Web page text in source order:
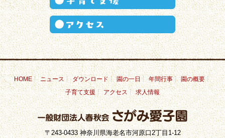
HOME ニュース ダウンロード 園の一日 年間行事
園の概要
子育て支援
アクセス 求人情報
〒243-0433 神奈川県海老名市河原口2丁目1-12